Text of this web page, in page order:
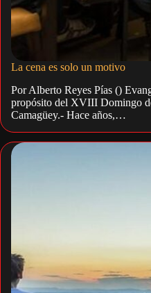
La cena es solo un motivo
Por Alberto Reyes Pías ()
propósito del XVIII Domingo
Camagüey.- Hace años,…